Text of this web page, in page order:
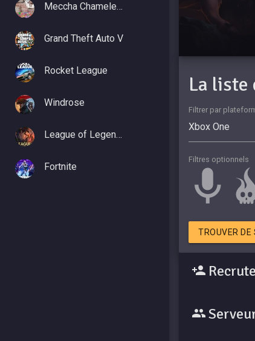
Meccha Chameleon
Grand Theft Auto V
Rocket League
Windrose
League of Legends
Fortnite
La liste
Filtrer par
Filtres optionnels
TROUVER DE